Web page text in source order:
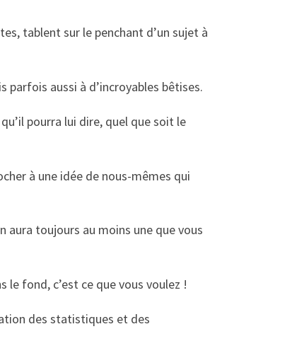
tablent sur le penchant d’un sujet à
parfois aussi à d’incroyables bêtises.
pourra lui dire, quel que soit le
à une idée de nous-mêmes qui
aura toujours au moins une que vous
le fond, c’est ce que vous voulez !
des statistiques et des